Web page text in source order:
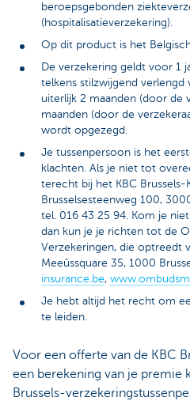
beroepsgebonden
(hospitalisatieverzekering).
Op dit product is het
De verzekering geldt voor 1
telkens stilzwijgend
uiterlijk 2 maanden (door de
maanden (door de
wordt opgezegd.
Je tussenpersoon is het
klachten. Als je niet tot
terecht bij het KBC
Brusselsesteenweg 100,
tel. 016 43 25 94. Kom je
dan kun je je richten tot de
Verzekeringen, die optreedt
Meeûssquare 35, 1000
insurance.be,
Je hebt altijd het recht om
te leiden.
Voor een offerte van de KBC
een berekening van je premie
Brussels-